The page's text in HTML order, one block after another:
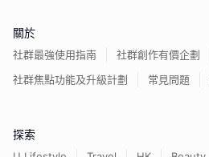
關於
社群最強使用指南
社群創作有價企劃
社群焦點功能及升級計劃
常見問題
探索